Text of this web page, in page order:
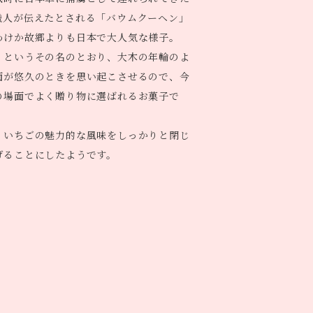
人が伝えたとされる「バウムクーヘン」
か故郷よりも日本で大人気な様子。
というその名のとおり、大木の年輪のよ
が悠久のときを思い起こさせるので、今
場面でよく贈り物に選ばれるお菓子で
ちごの魅力的な風味をしっかりと閉じ
ことにしたようです。